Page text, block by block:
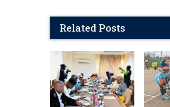
Related Posts